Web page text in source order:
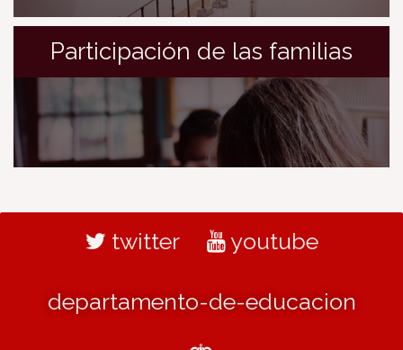
Participación de las familias
twitter youtube
departamento-de-educacion